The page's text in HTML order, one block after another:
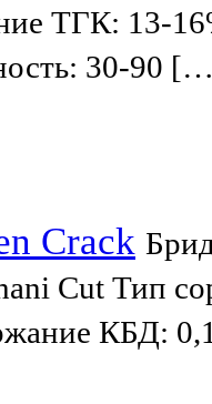
ТГК: 13-
30-90
Crack
Cut Тип
КБД: